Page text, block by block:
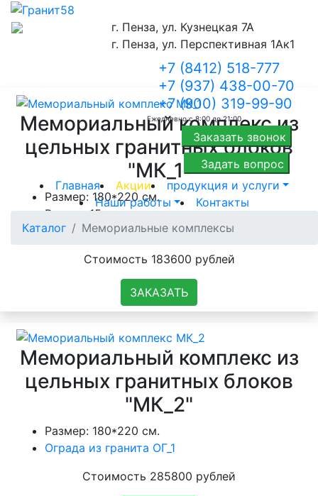
г. Пенза, ул. Кузнецкая 7А
г. Пенза, ул. Перспективная 1Ак1
+7 (8412) 518-777
+7 (937) 438-00-70
+7 (900) 319-99-90
Ежедневно с 8:00 до 21:00
Заказать звонок
Задать вопрос
Главная
Акции
продукция и услуги
Наши работы
Контакты
Каталог
Мемориальные комплексы
Мемориальные
комплексы:
Мемориальный комплекс из
цельных гранитных блоков
"МК_1"
Размер: 180*220 см.
Высота 15 см.
Ширина: 20 см.
Стоимость 183600 рублей
ЗАКАЗАТЬ
Мемориальный комплекс из
цельных гранитных блоков
"МК_2"
Размер: 180*220 см.
Ограда из гранита ОГ_1
Стоимость 285800 рублей